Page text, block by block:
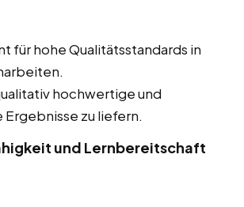
für hohe Qualitätsstandards in
hochwertige und
zu liefern.
und Lernbereitschaft